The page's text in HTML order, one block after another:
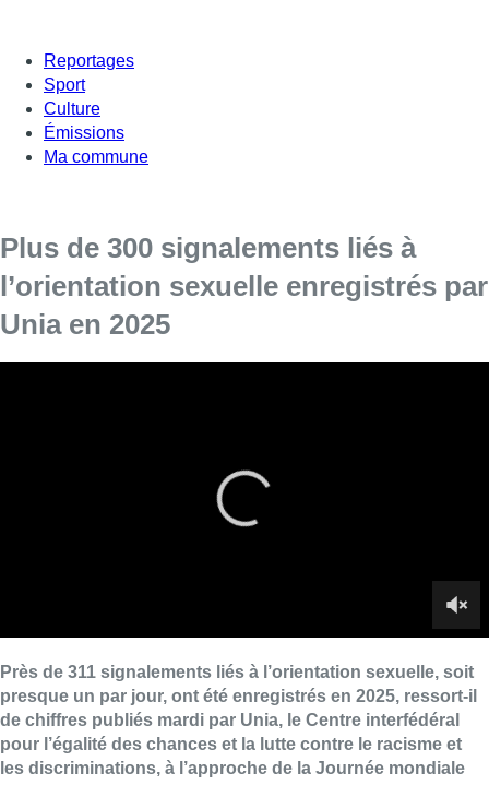
Reportages
Sport
Culture
Émissions
Ma commune
Plus de 300 signalements liés à
l’orientation sexuelle enregistrés par
Unia en 2025
les discriminations, à l’approche de la Journée mondiale
contre l’homophobie et la transphobie du 17 mai.
l’Institut pour l’égalité des femmes et des hommes (IEFH) en
2025. Unia précise qu’environ 50% des signalements liés à
l’orientation sexuelle ont donné lieu à l’ouverture d’un dossier,
un taux deux fois supérieur à la moyenne des autres critères
(24%), témoignant de la gravité des infractions signalées. Sur
les dossiers clôturés en 2025, 40% concernent des actes de
haine tels que des coups et blessures ou du harcèlement,
visant majoritairement les hommes gays et bisexuel.